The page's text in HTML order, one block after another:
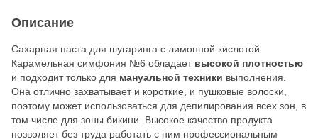
Описание
Сахарная паста для шугаринга с лимонной кислотой
Карамельная симфония №6 обладает высокой плотностью
и подходит только для мануальной техники выполнения.
Она отлично захватывает и короткие, и пушковые волоски,
поэтому может использоваться для депилирования всех зон, в
том числе для зоны бикини. Высокое качество продукта
позволяет без труда работать с ним профессиональным